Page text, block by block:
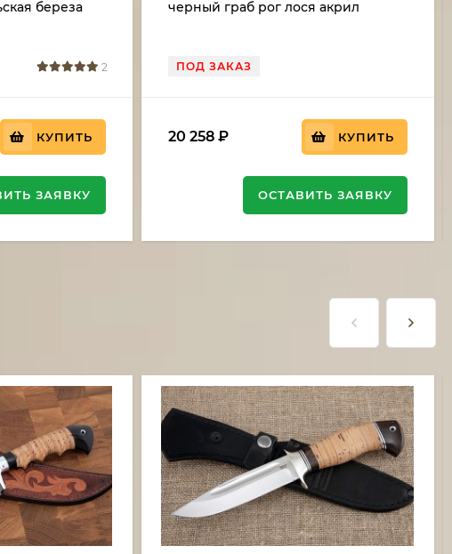
береза
2
КУПИТЬ
ЗАЯВКУ
черный граб рог лося акрил
ПОД ЗАКАЗ
20 258 ₽ КУПИТЬ
ОСТАВИТЬ ЗАЯВКУ